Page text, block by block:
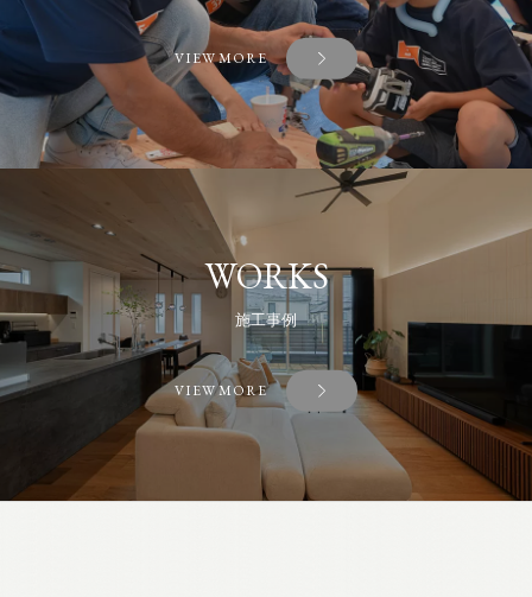
VIEW MORE
WORKS
施工事例
VIEW MORE